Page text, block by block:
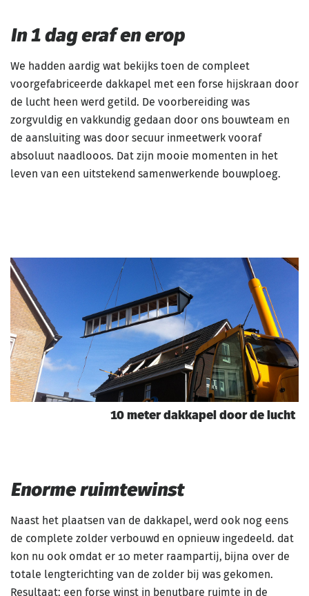
In 1 dag eraf en erop
We hadden aardig wat bekijks toen de compleet
voorgefabriceerde dakkapel met een forse hijskraan door
de lucht heen werd getild. De voorbereiding was
zorgvuldig en vakkundig gedaan door ons bouwteam en
de aansluiting was door secuur inmeetwerk vooraf
absoluut naadlooos. Dat zijn mooie momenten in het
leven van een uitstekend samenwerkende bouwploeg.
10 meter dakkapel door de lucht
Enorme ruimtewinst
Naast het plaatsen van de dakkapel, werd ook nog eens
de complete zolder verbouwd en opnieuw ingedeeld. dat
kon nu ook omdat er 10 meter raampartij, bijna over de
totale lengterichting van de zolder bij was gekomen.
Resultaat: een forse winst in benutbare ruimte in de